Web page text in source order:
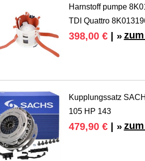
Harnstoff pumpe
TDI Quattro
398,00 €| »
Kupplungssatz
105 HP 143
479,90 €| »